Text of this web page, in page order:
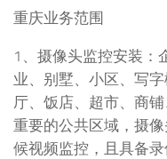
重庆业务范围
1、摄像头监控安装：
业、别墅、小区、写
厅、饭店、超市、商
重要的公共区域，摄
候视频监控，且具备录